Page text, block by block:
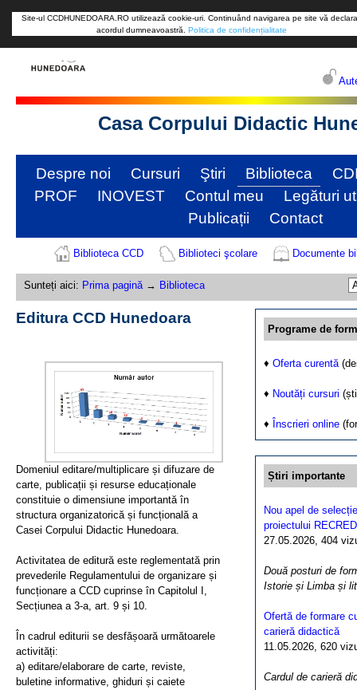
Site-ul CCDHUNEDOARA.RO utilizează cookie-uri. Continuând navigarea pe site vă
acordul dumneavoastră. Politica de confidențialitate
Casa Corpului Didactic
Despre noi Cursuri Ştiri Biblioteca
PROF
INOVEST Contul meu
Legături
Publicații
Contact
Biblioteca CCD Biblioteci şcolare Documente
Sunteți aici: Prima pagină→ Biblioteca
Programe de
♦ Oferta curentă
♦ Noutăți cursuri
♦ Înscrieri online
Știri importante
Nou apel de
proiectului RECRED
27.05.2026, 404
Două posturi de
Istorie și Limba și
Ofertă de formare
carieră didactică
11.05.2026, 620
Cardul de carieră
Editura CCD Hunedoara
Domeniul editare/multiplicare și difuzare de
carte, publicații și resurse educaționale
constituie o dimensiune importantă în
structura organizatorică și funcțională a
Casei Corpului Didactic Hunedoara.
Activitatea de editură este reglementată prin
prevederile Regulamentului de organizare și
funcționare a CCD cuprinse în Capitolul I,
Secțiunea a 3-a, art. 9 și 10.
În cadrul editurii se desfășoară următoarele
activități:
a) editare/elaborare de carte, reviste,
buletine informative, ghiduri și caiete